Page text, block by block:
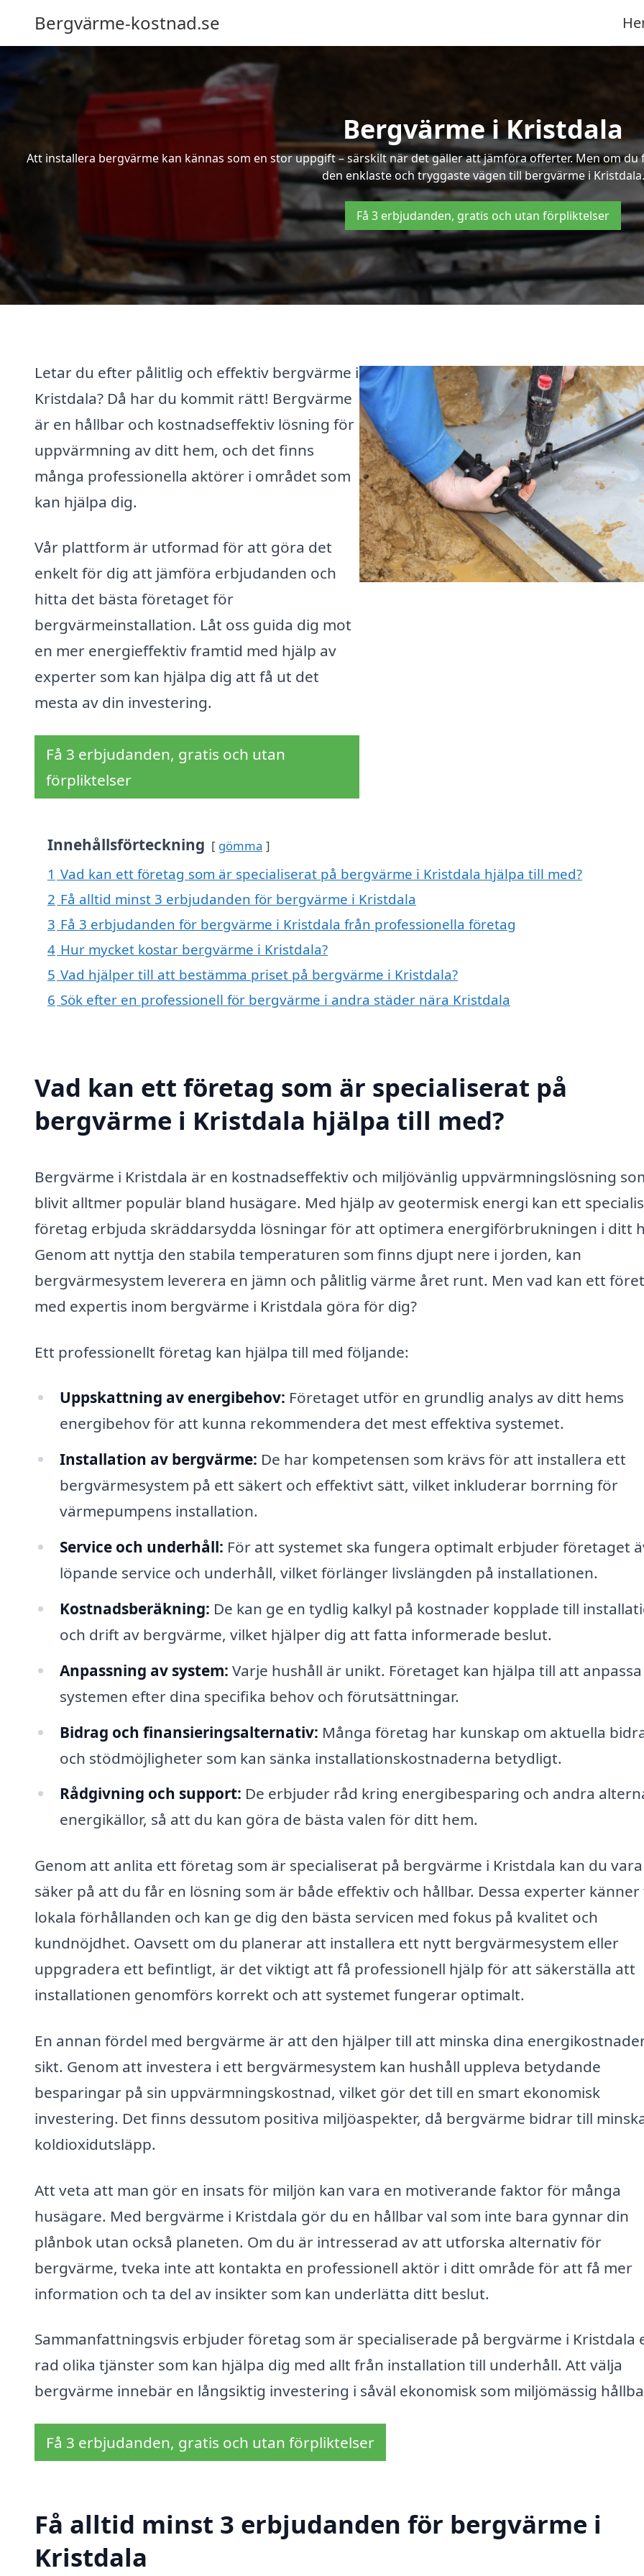
Bergvärme-kostnad.se
Bergvärme i Kristdala
Att installera bergvärme kan kännas som en stor uppgift – särskilt när det gäller att jämföra offerter. Men om
den enklaste och tryggaste vägen till bergvärme i Kristdala.
Få 3 erbjudanden, gratis och utan förpliktelser
Letar du efter pålitlig och effektiv bergvärme i
Kristdala? Då har du kommit rätt! Bergvärme
är en hållbar och kostnadseffektiv lösning för
uppvärmning av ditt hem, och det finns
många professionella aktörer i området som
kan hjälpa dig.
Vår plattform är utformad för att göra det
enkelt för dig att jämföra erbjudanden och
hitta det bästa företaget för
bergvärmeinstallation. Låt oss guida dig mot
en mer energieffektiv framtid med hjälp av
experter som kan hjälpa dig att få ut det
mesta av din investering.
Få 3 erbjudanden, gratis och utan
förpliktelser
Innehållsförteckning gömma
1 Vad kan ett företag som är specialiserat på bergvärme i Kristdala hjälpa till med?
2 Få alltid minst 3 erbjudanden för bergvärme i Kristdala
3 Få 3 erbjudanden för bergvärme i Kristdala från professionella företag
4 Hur mycket kostar bergvärme i Kristdala?
5 Vad hjälper till att bestämma priset på bergvärme i Kristdala?
6 Sök efter en professionell för bergvärme i andra städer nära Kristdala
Vad kan ett företag som är specialiserat på
bergvärme i Kristdala hjälpa till med?
Bergvärme i Kristdala är en kostnadseffektiv och miljövänlig uppvärmningslösning
blivit alltmer populär bland husägare. Med hjälp av geotermisk energi kan ett
företag erbjuda skräddarsydda lösningar för att optimera energiförbrukningen i ditt
Genom att nyttja den stabila temperaturen som finns djupt nere i jorden, kan
bergvärmesystem leverera en jämn och pålitlig värme året runt. Men vad kan ett
med expertis inom bergvärme i Kristdala göra för dig?
Ett professionellt företag kan hjälpa till med följande:
Uppskattning av energibehov: Företaget utför en grundlig analys av ditt hems
energibehov för att kunna rekommendera det mest effektiva systemet.
Installation av bergvärme: De har kompetensen som krävs för att installera ett
bergvärmesystem på ett säkert och effektivt sätt, vilket inkluderar borrning för
värmepumpens installation.
Service och underhåll: För att systemet ska fungera optimalt erbjuder företaget
löpande service och underhåll, vilket förlänger livslängden på installationen.
Kostnadsberäkning: De kan ge en tydlig kalkyl på kostnader kopplade till
och drift av bergvärme, vilket hjälper dig att fatta informerade beslut.
Anpassning av system: Varje hushåll är unikt. Företaget kan hjälpa till att anpassa
systemen efter dina specifika behov och förutsättningar.
Bidrag och finansieringsalternativ: Många företag har kunskap om aktuella
och stödmöjligheter som kan sänka installationskostnaderna betydligt.
Rådgivning och support: De erbjuder råd kring energibesparing och andra
energikällor, så att du kan göra de bästa valen för ditt hem.
Genom att anlita ett företag som är specialiserat på bergvärme i Kristdala kan du vara
säker på att du får en lösning som är både effektiv och hållbar. Dessa experter känner
lokala förhållanden och kan ge dig den bästa servicen med fokus på kvalitet och
kundnöjdhet. Oavsett om du planerar att installera ett nytt bergvärmesystem eller
uppgradera ett befintligt, är det viktigt att få professionell hjälp för att säkerställa att
installationen genomförs korrekt och att systemet fungerar optimalt.
En annan fördel med bergvärme är att den hjälper till att minska dina
sikt. Genom att investera i ett bergvärmesystem kan hushåll uppleva betydande
besparingar på sin uppvärmningskostnad, vilket gör det till en smart ekonomisk
investering. Det finns dessutom positiva miljöaspekter, då bergvärme bidrar till
koldioxidutsläpp.
Att veta att man gör en insats för miljön kan vara en motiverande faktor för många
husägare. Med bergvärme i Kristdala gör du en hållbar val som inte bara gynnar din
plånbok utan också planeten. Om du är intresserad av att utforska alternativ för
bergvärme, tveka inte att kontakta en professionell aktör i ditt område för att få mer
information och ta del av insikter som kan underlätta ditt beslut.
Sammanfattningsvis erbjuder företag som är specialiserade på bergvärme i Kristdala
rad olika tjänster som kan hjälpa dig med allt från installation till underhåll. Att välja
bergvärme innebär en långsiktig investering i såväl ekonomisk som miljömässig
Få 3 erbjudanden, gratis och utan förpliktelser
Få alltid minst 3 erbjudanden för bergvärme i
Kristdala